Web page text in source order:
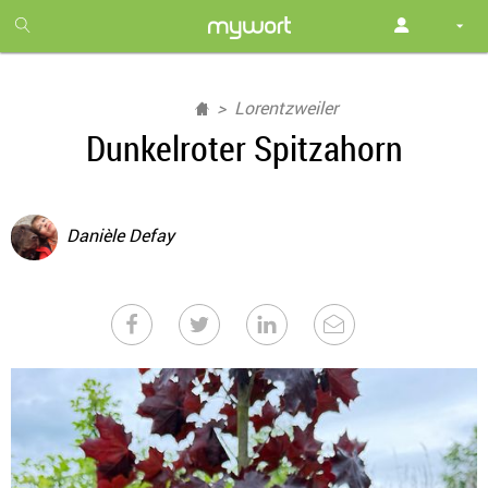
month
free
Lorentzweiler
Dunkelroter Spitzahorn
Danièle Defay